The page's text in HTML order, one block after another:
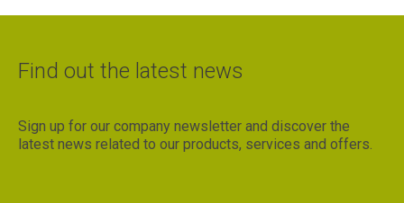
Find out the latest news
Sign up for our company newsletter and discover the
latest news related to our products, services and offers.